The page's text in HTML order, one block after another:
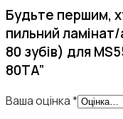
Будьте першим,
пильний
80 зубів) для
80TA”
Ваша оцінка*